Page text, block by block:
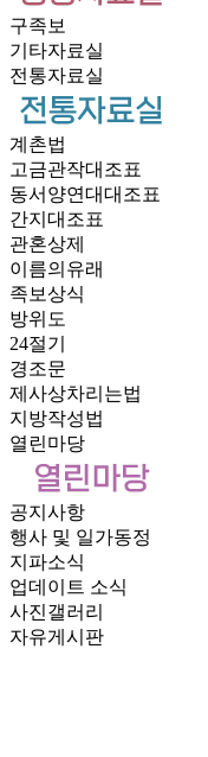
구족보
기타자료실
전통자료실
계촌법
고금관작대조표
동서양연대대조표
간지대조표
관혼상제
이름의유래
족보상식
방위도
24절기
경조문
제사상차리는법
지방작성법
열린마당
공지사항
행사 및 일가동정
지파소식
업데이트 소식
사진갤러리
자유게시판